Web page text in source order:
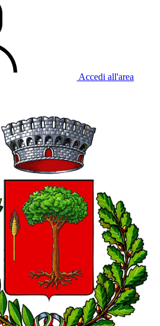
Accedi all'area